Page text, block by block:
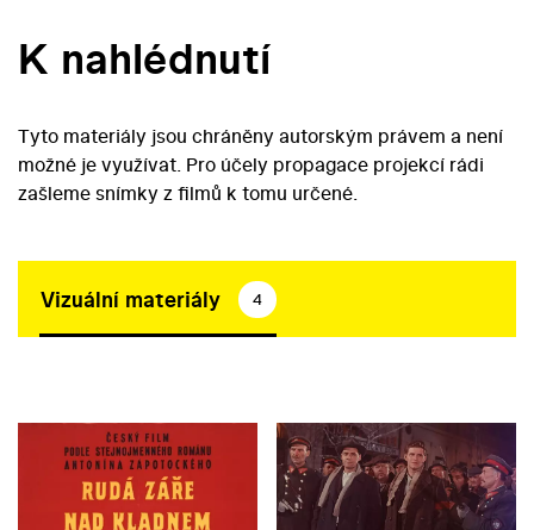
K nahlédnutí
Tyto materiály jsou chráněny autorským právem a není
možné je využívat. Pro účely propagace projekcí rádi
zašleme snímky z filmů k tomu určené.
Vizuální materiály 4